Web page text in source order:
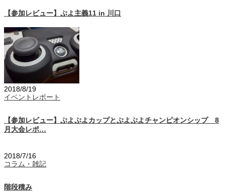
【参加レビュー】ぷよ主義11 in 川口
2018/8/19
イベントレポート
【参加レビュー】ぷよぷよカップとぷよぷよチャンピオンシップ 8
月大会レポ…
2018/7/16
コラム・雑記
階段積み